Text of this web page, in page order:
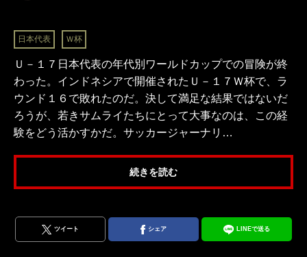
日本代表 Ｗ杯
Ｕ－１７日本代表の年代別ワールドカップでの冒険が終
わった。インドネシアで開催されたＵ－１７Ｗ杯で、ラ
ウンド１６で敗れたのだ。決して満足な結果ではないだ
ろうが、若きサムライたちにとって大事なのは、この経
験をどう活かすかだ。サッカージャーナリ…
続きを読む
ツイート シェア LINEで送る